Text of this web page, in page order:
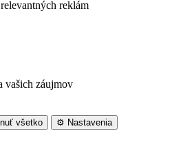
reklám
vašich záujmov
všetko ⚙️ Nastavenia